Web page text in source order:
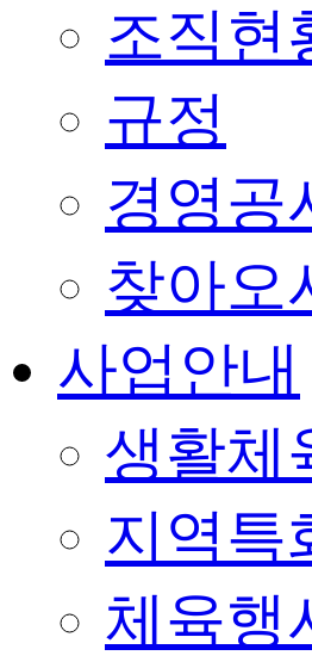
조직현
규정
경영공
찾아오
사업안내
생활체
지역특
체육행